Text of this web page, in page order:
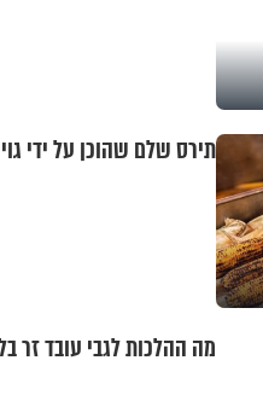
תירס שלם שהוכן על ידי
מה ההלכות לגבי עובד זר